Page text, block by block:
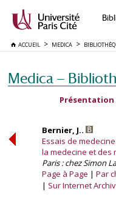
ACCUEIL MEDICA
Medica —
Présentation
Bernier, J..
Essais de
la medecine et des
Paris : chez Simon
Page à Page
Par
Sur Internet